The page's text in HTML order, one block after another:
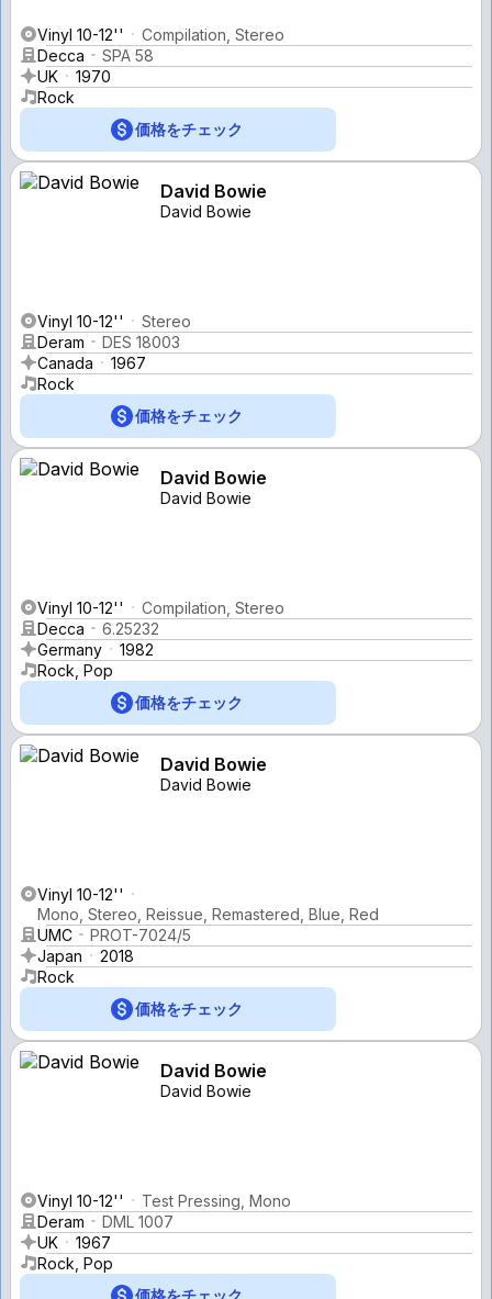
Vinyl 10-12''
Compilation, Stereo
Decca
SPA 58
UK
1970
Rock
価格をチェック
David Bowie
David Bowie
Vinyl 10-12''
Stereo
Deram
DES 18003
Canada
1967
Rock
価格をチェック
David Bowie
David Bowie
Vinyl 10-12''
Compilation, Stereo
Decca
6.25232
Germany
1982
Rock, Pop
価格をチェック
David Bowie
David Bowie
Vinyl 10-12''
Mono, Stereo, Reissue, Remastered, Blue, Red
UMC
PROT-7024/5
Japan
2018
Rock
価格をチェック
David Bowie
David Bowie
Vinyl 10-12''
Test Pressing, Mono
Deram
DML 1007
UK
1967
Rock, Pop